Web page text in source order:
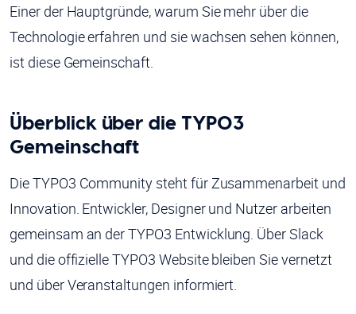
Einer der Hauptgründe, warum Sie mehr über die
Technologie erfahren und sie wachsen sehen können,
ist diese Gemeinschaft.
Überblick über die TYPO3
Gemeinschaft
Die TYPO3 Community steht für Zusammenarbeit und
Innovation. Entwickler, Designer und Nutzer arbeiten
gemeinsam an der TYPO3 Entwicklung. Über Slack
und die offizielle TYPO3 Website bleiben Sie vernetzt
und über Veranstaltungen informiert.